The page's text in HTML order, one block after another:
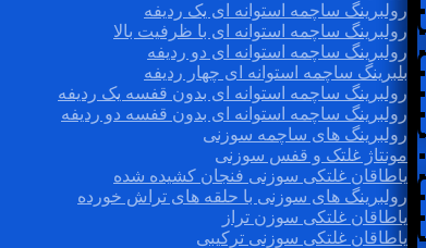
رولبرینگ ساچمه استوانه ای یک ردیفه
رولبرینگ ساچمه استوانه ای با ظرفیت بالا
رولبرینگ ساچمه استوانه ای دو ردیفه
بلبرینگ ساچمه استوانه ای چهار ردیفه
رولبرینگ ساچمه استوانه ای بدون قفسه یک ردیفه
رولبرینگ ساچمه استوانه ای بدون قفسه دو ردیفه
رولبرینگ های ساچمه سوزنی
مونتاژ غلتک و قفس سوزنی
یاطاقان غلتکی سوزنی فنجان کشیده شده
رولبرینگ های سوزنی با حلقه های تراش خورده
یاطاقان غلتکی سوزن تراز
یاطاقان غلتکی سوزنی ترکیبی